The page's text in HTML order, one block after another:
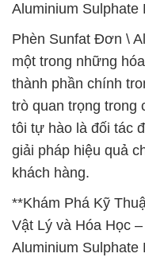
Aluminium Sulphate
Phèn Sunfat Đơn \
một trong những
thành phần chính
trò quan trọng trong
tôi tự hào là đối tác
giải pháp hiệu quả
khách hàng.
**Khám Phá Kỹ
Vật Lý và Hóa Học
Aluminium Sulphate